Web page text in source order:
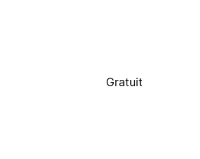
Gratuit